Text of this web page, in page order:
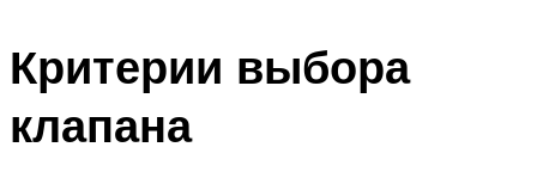
Критерии выбора
клапана